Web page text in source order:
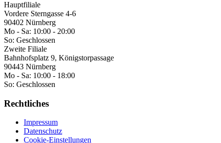
Hauptfiliale
Vordere Sterngasse 4-6
90402 Nürnberg
Mo - Sa: 10:00 - 20:00
So: Geschlossen
Zweite Filiale
Bahnhofsplatz 9, Königstorpassage
90443 Nürnberg
Mo - Sa: 10:00 - 18:00
So: Geschlossen
Rechtliches
Impressum
Datenschutz
Cookie-Einstellungen